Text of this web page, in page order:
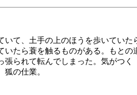
いて、土手の上のほうを歩いていた
いたら蓑を触るものがある。もとの
られて転んでしまった。気がつく
の仕業。